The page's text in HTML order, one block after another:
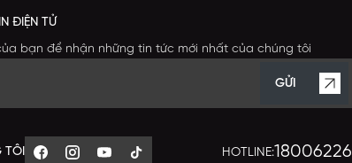
ĐIỆN TỬ
bạn để nhận những tin tức mới nhất của chúng tôi
GỬI
TÔI HOTLINE:18006226